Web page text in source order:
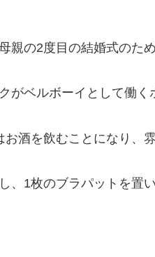
親の2度目の結婚式のた
がベルボーイとして働く
酒を飲むことになり、
、1枚のブラパットを置